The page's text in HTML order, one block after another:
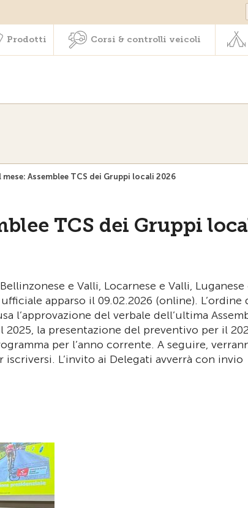
Prodotti Corsi & controlli veicoli
Assemblee TCS dei Gruppi locali 2026
TCS dei Gruppi
e Valli, Locarnese e Valli, Luganese
apparso il 09.02.2026 (online). L’ordine
del verbale dell’ultima
2025, la presentazione del preventivo per il
per l’anno corrente. A seguire,
L’invito ai Delegati avverrà con invio